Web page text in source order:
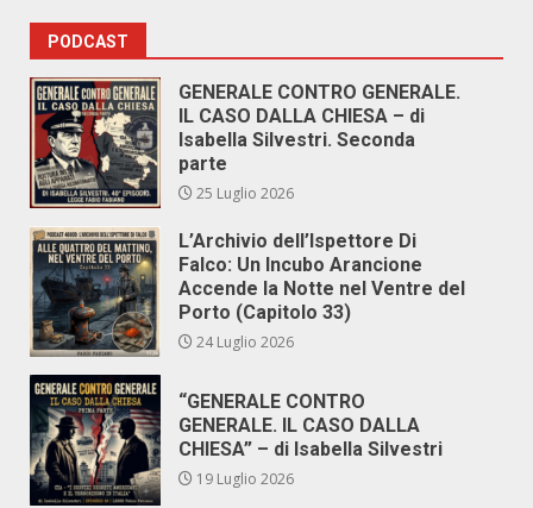
PODCAST
GENERALE CONTRO GENERALE.
IL CASO DALLA CHIESA – di
Isabella Silvestri. Seconda
parte
25 Luglio 2026
L’Archivio dell’Ispettore Di
Falco: Un Incubo Arancione
Accende la Notte nel Ventre del
Porto (Capitolo 33)
24 Luglio 2026
“GENERALE CONTRO
GENERALE. IL CASO DALLA
CHIESA” – di Isabella Silvestri
19 Luglio 2026